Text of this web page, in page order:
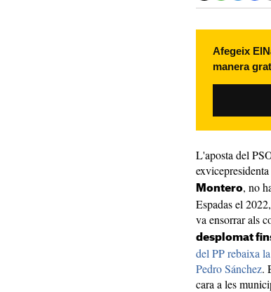
Afegeix
manera
L'aposta del
Montero, no
Espadas el
va ensorrar als
desplomat
del PP rebaixa
Pedro Sánchez.
cara a les